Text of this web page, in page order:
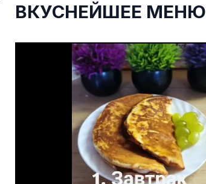
ВКУСНЕЙШЕЕ МЕНЮ